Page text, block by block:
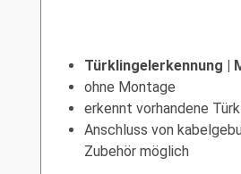
Türklingelerkennung |
ohne Montage
erkennt vorhandene
Anschluss von
Zubehör möglich